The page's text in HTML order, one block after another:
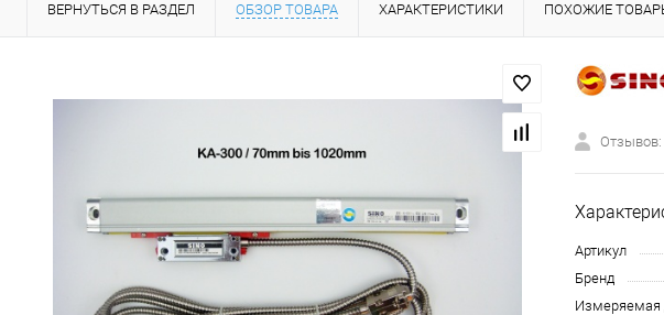
ВЕРНУТЬСЯ В РАЗДЕЛ ОБЗОР ТОВАРА ХАРАКТЕРИСТИКИ ПОХОЖИЕ
Отзывов:
Артикул
Бренд
Измеряемая